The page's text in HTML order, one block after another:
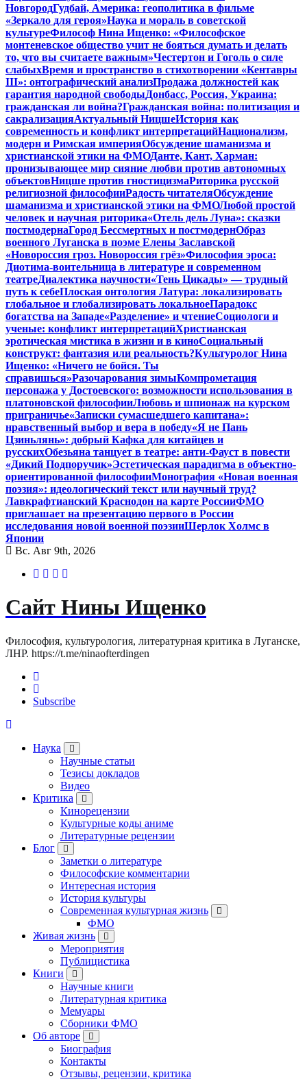
НовгородГудбай, Америка: геополитика в фильме
«Зеркало для героя»Наука и мораль в советской
культуреФилософ Нина Ищенко: «Философское
монтеневское общество учит не бояться думать и делать
то, что вы считаете важным»Честертон и Гоголь о силе
слабыхВремя и пространство в стихотворении «Кентавры
III»: онтографический анализПродажа должностей как
гарантия народной свободыДонбасс, Россия, Украина:
гражданская ли война?Гражданская война: политизация и
сакрализацияАктуальный НицшеИстория как
современность и конфликт интерпретацийНационализм,
модерн и Римская империяОбсуждение шаманизма и
христианской этики на ФМОДанте, Кант, Харман:
пронизывающее мир сияние любви против автономных
объектовНицше против гностицизмаРиторика русской
религиозной философииРадость читателяОбсуждение
шаманизма и христианской этики на ФМОЛюбой простой
человек и научная риторика«Отель дель Луна»: сказки
постмодернаГород Бессмертных и постмодернОбраз
военного Луганска в поэме Елены Заславской
«Новороссия гроз. Новороссия грёз»Философия эроса:
Диотима-воительница в литературе и современном
театреДиалектика научности«Тень Цикады» — трудный
путь к себеПлоская онтология Латура: локализировать
глобальное и глобализировать локальноеПарадокс
богатства на Западе«Разделение» и чтениеСоциологи и
ученые: конфликт интерпретацийХристианская
эротическая мистика в жизни и в киноСоциальный
конструкт: фантазия или реальность?Культуролог Нина
Ищенко: «Ничего не бойся. Ты
справишься»Разочарования зимыКомпрометация
персонажа у Достоевского: возможности использования в
платоновской философииЛюбовь и шпионаж на курском
приграничье«Записки сумасшедшего капитана»:
нравственный выбор и вера в победу«Я не Пань
Цзиньлянь»: добрый Кафка для китайцев и
русскихОбезьяна танцует в театре: анти-Фауст в повести
«Дикий Подпоручик»Эстетическая парадигма в объектно-
ориентированной философииМонография «Новая военная
поэзия»: идеологический текст или научный труд?
Лавкрафтианский Краснодон на карте РоссииФМО
приглашает на презентацию первого в России
исследования новой военной поэзииШерлок Холмс в
Японии
Вс. Авг 9th, 2026
Сайт Нины Ищенко
Философия, культурология, литературная критика в Луганске,
ЛНР. https://t.me/ninaofterdingen
Subscribe
Наука
Научные статьи
Тезисы докладов
Видео
Критика
Кинорецензии
Культурные коды аниме
Литературные рецензии
Блог
Заметки о литературе
Философские комментарии
Интересная история
История культуры
Современная культурная жизнь
ФМО
Живая жизнь
Мероприятия
Публицистика
Книги
Научные книги
Литературная критика
Мемуары
Сборники ФМО
Об авторе
Биография
Контакты
Отзывы, рецензии, критика